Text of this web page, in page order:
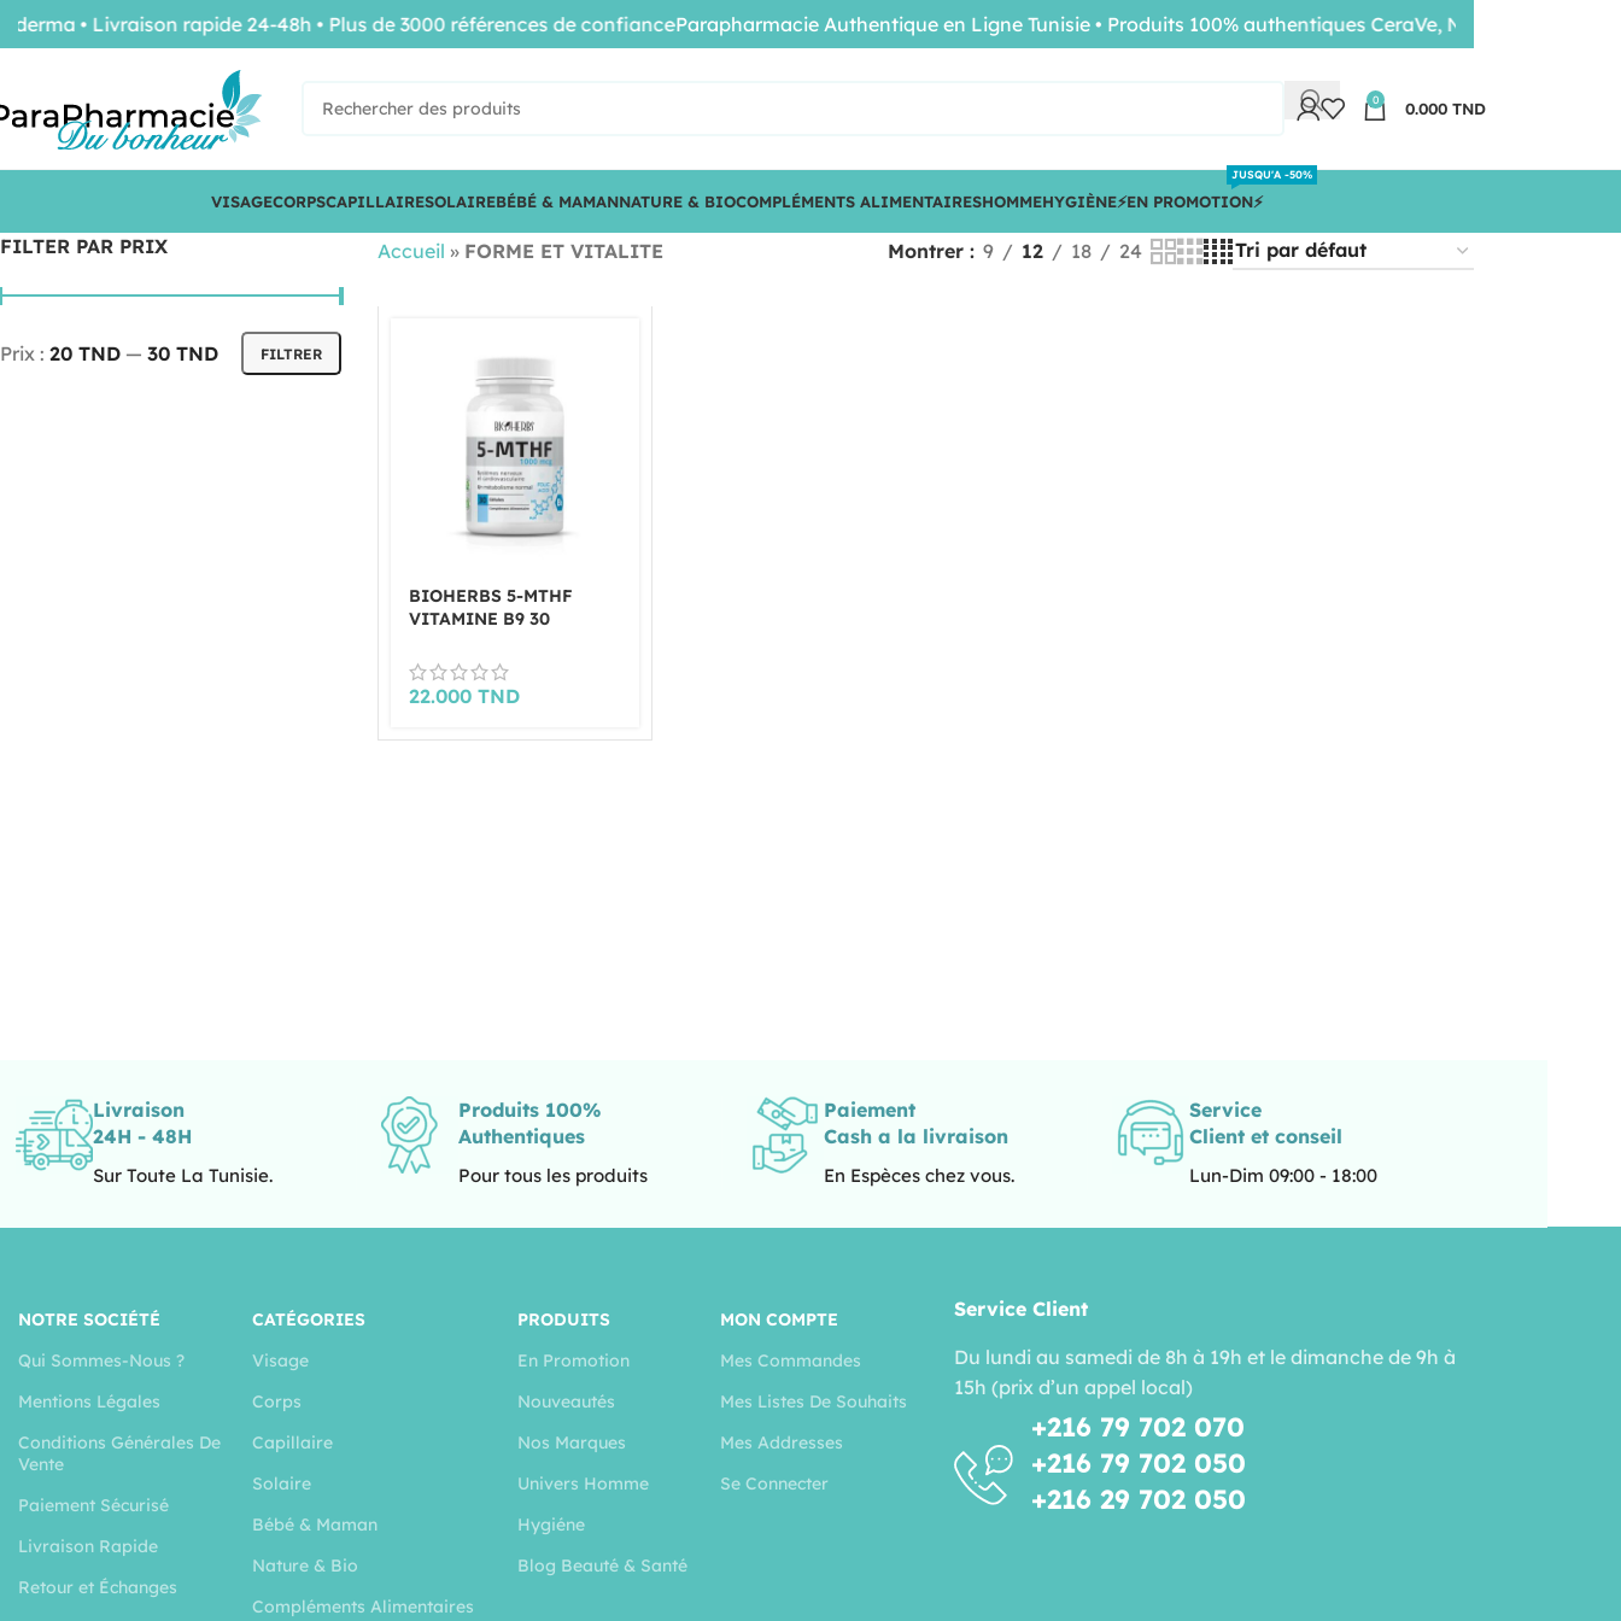
0 0.000 TND
VISAGECORPSCAPILLAIRESOLAIREBÉBÉ & MAMANNATURE & BIOCOMPLÉMENTS ALIMENTAIRESHOMMEHYGIÈNE⚡️EN PROMOTION⚡️
JUSQU'A -50%
FILTER PAR PRIX
FILTRER
Prix : 20 TND — 30 TND
Accueil » FORME ET VITALITE Montrer 9 12 18 24
BIOHERBS 5-MTHF
VITAMINE B9 30
22.000 TND
Livraison
24H - 48H
Sur Toute La Tunisie.
Produits 100%
Authentiques
Pour tous les produits
Paiement
Cash a la livraison
En Espèces chez vous.
Service
Client et conseil
Lun-Dim 09:00 - 18:00
NOTRE SOCIÉTÉ
Qui Sommes-Nous ?
Mentions Légales
Conditions Générales De
Vente
Paiement Sécurisé
Livraison Rapide
Retour et Échanges
CATÉGORIES
Visage
Corps
Capillaire
Solaire
Bébé & Maman
Nature & Bio
Compléments Alimentaires
PRODUITS
En Promotion
Nouveautés
Nos Marques
Univers Homme
Hygiéne
Blog Beauté & Santé
MON COMPTE
Mes Commandes
Mes Listes De Souhaits
Mes Addresses
Se Connecter
Service Client
Du lundi au samedi de 8h à 19h et le dimanche de 9h à
15h (prix d’un appel local)
+216 79 702 070
+216 79 702 050
+216 29 702 050
• Livraison rapide 24-48h • Plus de 3000 références de confianceParapharmacie Authentique en Ligne Tunisie • Produits 100% authentiques CeraVe, Nuxe, Bioderma •